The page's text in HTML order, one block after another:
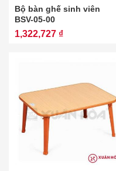
Bộ bàn ghế sinh viên
BSV-05-00
1,322,727 ₫